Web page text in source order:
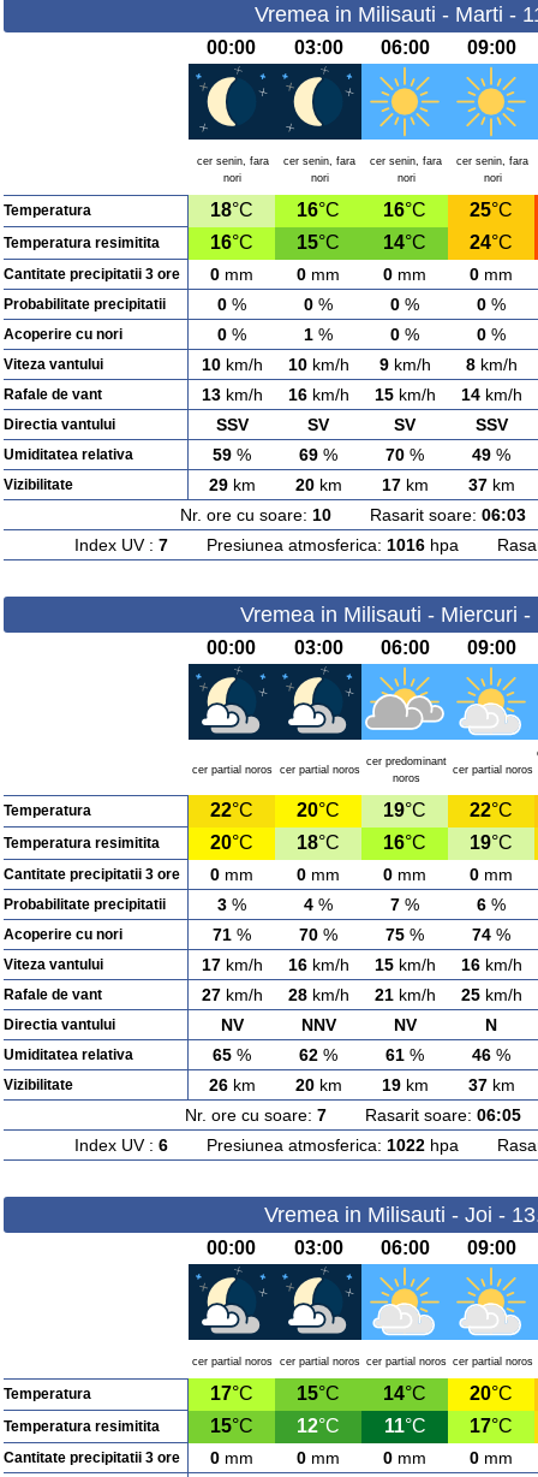
Vremea in Milisauti - Marti -
00:00 03:00 06:00 09:00
cer senin, fara
nori
cer senin, fara
nori
cer senin, fara
nori
cer senin, fara
nori
Temperatura 18°C 16°C 16°C 25°C
Temperatura resimitita 16°C 15°C 14°C 24°C
Cantitate precipitatii 3 ore 0 mm 0 mm 0 mm 0 mm
Probabilitate precipitatii 0 % 0 % 0 % 0 %
Acoperire cu nori 0 % 1 % 0 % 0 %
Viteza vantului 10km/h 10km/h 9km/h 8km/h
Rafale de vant 13km/h 16km/h 15km/h 14km/h
Directia vantului SSV SV SV SSV
Umiditatea relativa 59 % 69 % 70 % 49 %
Vizibilitate 29km 20km 17km 37km
Nr. ore cu soare: 10Rasarit soare: 06:03
Index UV : 7Presiunea atmosferica: 1016hpa
Vremea in Milisauti - Miercuri -
00:00 03:00 06:00 09:00
cer partial noros cer partial noros
cer predominant
noros
cer partial noros
Temperatura 22°C 20°C 19°C 22°C
Temperatura resimitita 20°C 18°C 16°C 19°C
Cantitate precipitatii 3 ore 0 mm 0 mm 0 mm 0 mm
Probabilitate precipitatii 3 % 4 % 7 % 6 %
Acoperire cu nori 71 % 70 % 75 % 74 %
Viteza vantului 17km/h 16km/h 15km/h 16km/h
Rafale de vant 27km/h 28km/h 21km/h 25km/h
Directia vantului NV NNV NV N
Umiditatea relativa 65 % 62 % 61 % 46 %
Vizibilitate 26km 20km 19km 37km
Nr. ore cu soare: 7Rasarit soare: 06:05
Index UV : 6Presiunea atmosferica: 1022hpa
Vremea in Milisauti - Joi -
00:00 03:00 06:00 09:00
cer partial noros cer partial noros cer partial noros cer partial noros
Temperatura 17°C 15°C 14°C 20°C
Temperatura resimitita 15°C 12°C 11°C 17°C
Cantitate precipitatii 3 ore 0 mm 0 mm 0 mm 0 mm